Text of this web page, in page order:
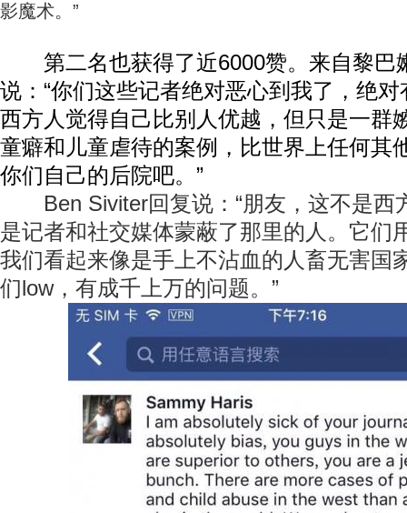
影魔术。”
第二名也获得了近6000赞。来自黎巴
说：“你们这些记者绝对恶心到我了，绝
西方人觉得自己比别人优越，但只是一群
童癖和儿童虐待的案例，比世界上任何其
你们自己的后院吧。”
Ben Siviter回复说：“朋友，这不是西
是记者和社交媒体蒙蔽了那里的人。它们
我们看起来像是手上不沾血的人畜无害国
们low，有成千上万的问题。”